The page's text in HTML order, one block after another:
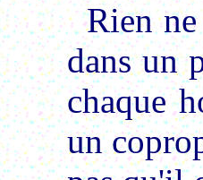
Rien
dans un
chaque
un